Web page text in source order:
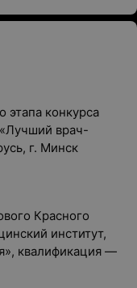
этапа конкурса
врач-
г. Минск
Красного
институт,
квалификация —